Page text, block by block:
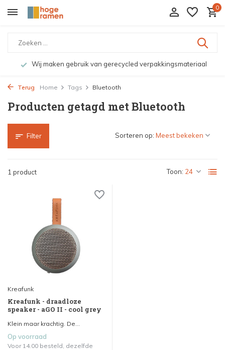
0
Wij maken gebruik van gerecycled verpakkingsmateriaal
Terug Home Tags Bluetooth
Producten getagd met Bluetooth
Filter
1 product Toon:
Sorteren op:
Kreafunk
Kreafunk - draadloze
speaker - aGO II - cool grey
Klein maar krachtig. De...
Op voorraad
Voor 14.00 besteld, dezelfde